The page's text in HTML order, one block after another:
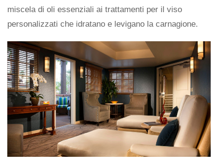
miscela di oli essenziali ai trattamenti per il viso
personalizzati che idratano e levigano la carnagione.